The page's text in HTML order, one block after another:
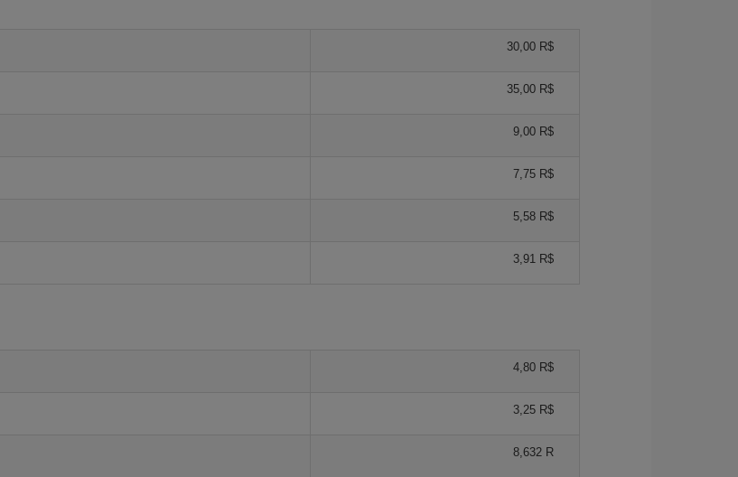
30,00 R$
35,00 R$
9,00 R$
7,75 R$
5,58 R$
3,91 R$
4,80 R$
3,25 R$
8,632 R